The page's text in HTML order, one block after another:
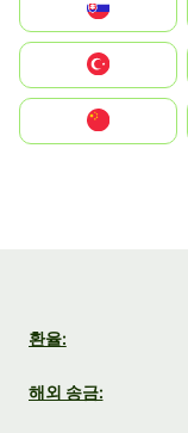
United States
中國香港特別行政區
환율:
해외 송금: